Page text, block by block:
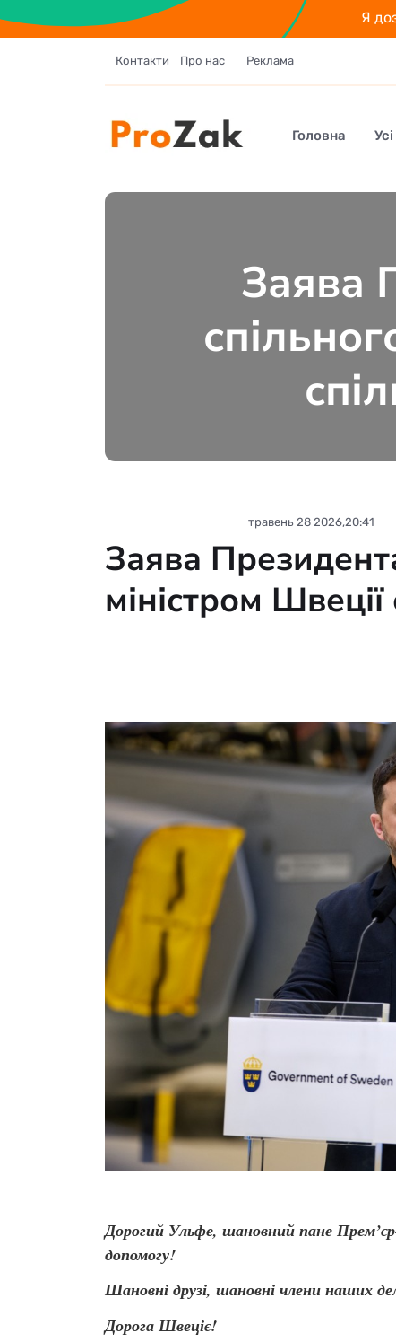
Я
Контакти Про нас Реклама
Головна
Заява
травень 28 2026,20:41
Заява
міністром
Дорогий Ульфе, шановний пане
допомогу!
Шановні друзі, шановні члени наших
Дорога Швеціє!